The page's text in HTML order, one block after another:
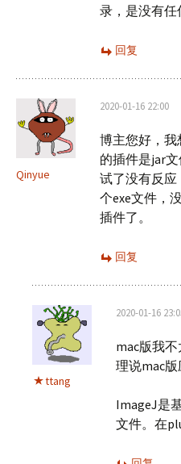
录，是没有任
回复
Qinyue
2020-01-16 22:00
博主您好，
的插件是jar
试了没有反应
个exe文件，
插件了。
回复
ttang
2020-01-16
mac版我
理说mac版
ImageJ是
文件。在